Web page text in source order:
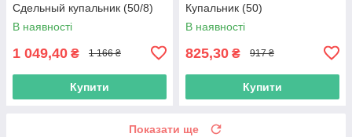
Сдельный купальник (50/8)
В наявності
1 049,40 ₴ 1 166 ₴
Купити
Купальник (50)
В наявності
825,30 ₴ 917 ₴
Купити
Показати ще